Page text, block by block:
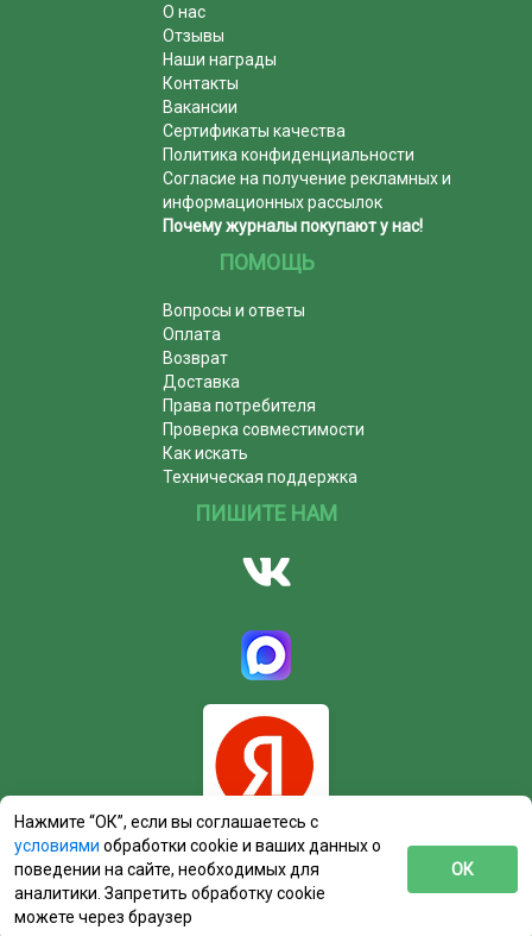
О нас
Отзывы
Наши награды
Контакты
Вакансии
Сертификаты качества
Политика конфиденциальности
Согласие на получение рекламных и
информационных рассылок
Почему журналы покупают у нас!
ПОМОЩЬ
Вопросы и ответы
Оплата
Возврат
Доставка
Права потребителя
Проверка совместимости
Как искать
Техническая поддержка
ПИШИТЕ НАМ
Нажмите “ОК”, если вы соглашаетесь с
условиями обработки cookie и ваших данных о
поведении на сайте, необходимых для
аналитики. Запретить обработку cookie
можете через браузер
ОК